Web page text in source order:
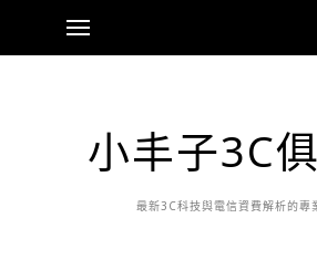
小丰子3C
最新3C科技與電信資費解析的專